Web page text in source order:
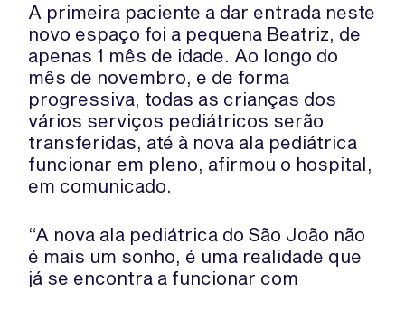
A primeira paciente a dar entrada neste
novo espaço foi a pequena Beatriz, de
apenas 1 mês de idade. Ao longo do
mês de novembro, e de forma
progressiva, todas as crianças dos
vários serviços pediátricos serão
transferidas, até à nova ala pediátrica
funcionar em pleno, afirmou o hospital,
em comunicado.
“A nova ala pediátrica do São João não
é mais um sonho, é uma realidade que
já se encontra a funcionar com